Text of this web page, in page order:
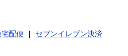
配便
セブンイレブン決済